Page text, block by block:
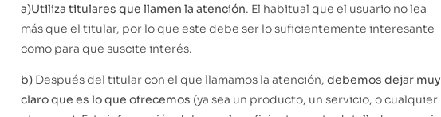
a)Utiliza titulares que llamen la atención. El habitual que el usuario no lea
más que el titular, por lo que este debe ser lo suficientemente interesante
como para que suscite interés.
b) Después del titular con el que llamamos la atención, debemos dejar muy
claro que es lo que ofrecemos (ya sea un producto, un servicio, o cualquier